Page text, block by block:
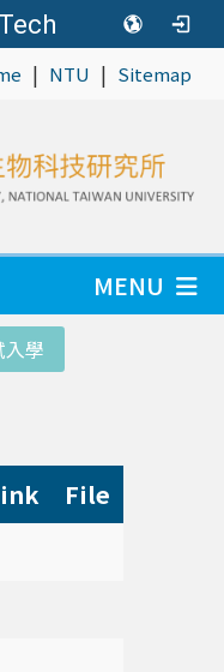
| NTU | Sitemap
MENU
學
File